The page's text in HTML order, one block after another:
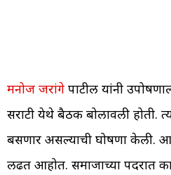
मनोज जरांगे पाटील यांनी
सराटी येथे बैठक बोलावली होती.
बसणार असल्याची घोषणा केली.
लढत आहोत. समाजाच्या पदरात